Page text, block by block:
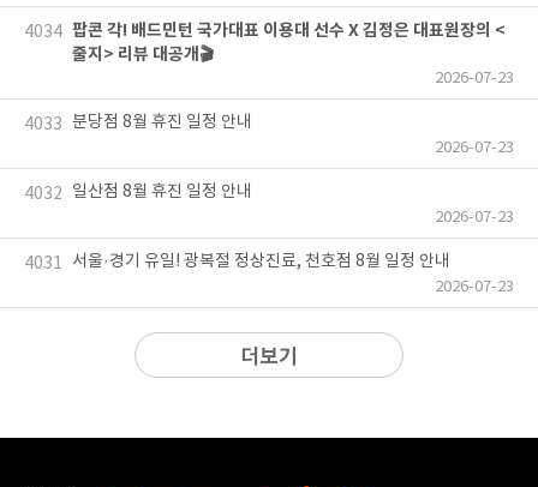
4034 팝콘 각! 배드민턴 국가대표 이용대 선수 X 김정은 대표원장의 <
줄지> 리뷰 대공개🎬
2026-07-23
4033 분당점 8월 휴진 일정 안내
2026-07-23
4032 일산점 8월 휴진 일정 안내
2026-07-23
4031 서울·경기 유일! 광복절 정상진료, 천호점 8월 일정 안내
2026-07-23
더보기